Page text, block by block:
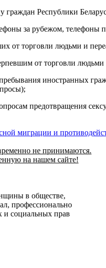
граждан Республики
за рубежом, телефоны
от торговли людьми и
от торговли людьми
иностранных
предотвращения
миграции и
не принимаются.
на нашем сайте!
в обществе,
профессионально
и социальных прав